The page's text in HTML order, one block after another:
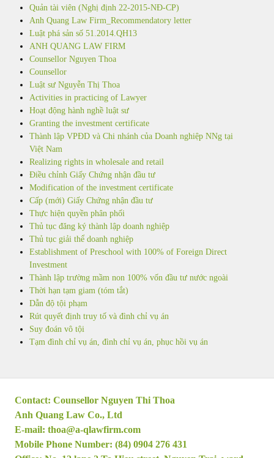
Quản tài viên (Nghị định 22-2015-NĐ-CP)
Anh Quang Law Firm_Recommendatory letter
Luật phá sản số 51.2014.QH13
ANH QUANG LAW FIRM
Counsellor Nguyen Thoa
Counsellor
Luật sư Nguyễn Thị Thoa
Activities in practicing of Lawyer
Hoạt động hành nghề luật sư
Granting the investment certificate
Thành lập VPĐD và Chi nhánh của Doanh nghiệp NNg tại
Việt Nam
Realizing rights in wholesale and retail
Điều chỉnh Giấy Chứng nhận đầu tư
Modification of the investment certificate
Cấp (mới) Giấy Chứng nhận đầu tư
Thực hiện quyền phân phối
Thủ tục đăng ký thành lập doanh nghiệp
Thủ tục giải thể doanh nghiệp
Establishment of Preschool with 100% of Foreign Direct
Investment
Thành lập trường mầm non 100% vốn đầu tư nước ngoài
Thời hạn tạm giam (tóm tắt)
Dẫn độ tội phạm
Rút quyết định truy tố và đình chỉ vụ án
Suy đoán vô tội
Tạm đình chỉ vụ án, đình chỉ vụ án, phục hồi vụ án
Contact: Counsellor Nguyen Thi Thoa
Anh Quang Law Co., Ltd
E-mail: thoa@a-qlawfirm.com
Mobile Phone Number: (84) 0904 276 431